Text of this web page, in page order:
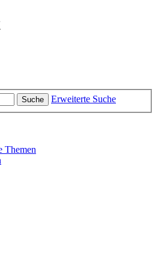
Suche Erweiterte Suche
Themen